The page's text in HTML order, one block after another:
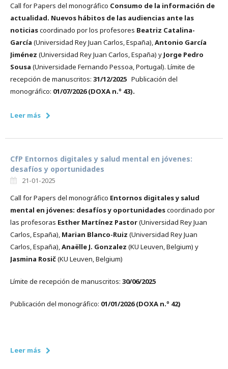
Call for Papers del monográfico Consumo de la información de
actualidad. Nuevos hábitos de las audiencias ante las
noticiascoordinado por los profesores Beatriz Catalina-
García (Universidad Rey Juan Carlos, España),Antonio García
Jiménez (Universidad Rey Juan Carlos, España) y Jorge Pedro
Sousa (Universidade Fernando Pessoa, Portugal). Límite de
recepción de manuscritos: 31/12/2025 Publicación del
monográfico: 01/07/2026 (DOXA n.º 43).
Leer más
CfP Entornos digitales y salud mental en jóvenes:
desafíos y oportunidades
21-01-2025
Call for Papers del monográfico Entornos digitales y salud
mental en jóvenes: desafíos y oportunidadescoordinado por
las profesoras Esther Martínez Pastor(Universidad Rey Juan
Carlos, España), Marian Blanco-Ruiz (Universidad Rey Juan
Carlos, España),Anaëlle J. Gonzalez (KU Leuven, Belgium) y
Jasmina Rosič(KU Leuven, Belgium)
Límite de recepción de manuscritos: 30/06/2025
Publicación del monográfico: 01/01/2026 (DOXA n.º 42)
Leer más